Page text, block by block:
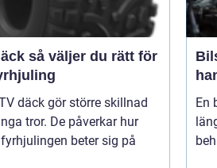
du rätt för
däck gör större skillnad
tror. De påverkar hur
beter sig på
En